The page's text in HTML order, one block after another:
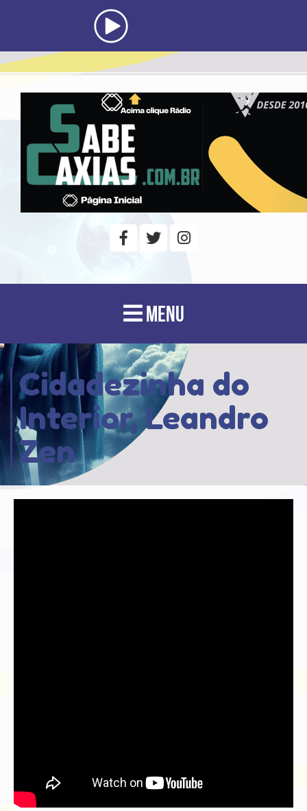
MENU
Cidadezinha do
Interior, Leandro
Zen